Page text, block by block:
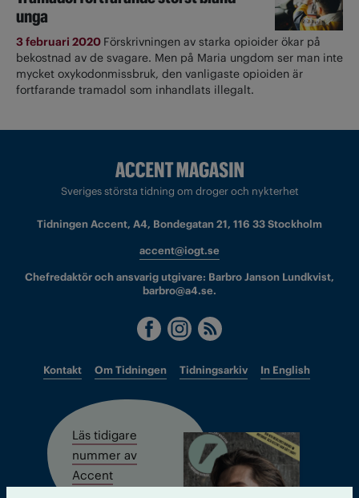
unga
3 februari 2020 Förskrivningen av starka opioider ökar på
bekostnad av de svagare. Men på Maria ungdom ser man inte
mycket oxykodonmissbruk, den vanligaste opioiden är
fortfarande tramadol som inhandlats illegalt.
Sveriges största tidning om droger och nykterhet
Tidningen Accent, A4, Bondegatan 21, 116 33 Stockholm
accent@iogt.se
Chefredaktör och ansvarig utgivare: Barbro Janson Lundkvist,
barbro@a4.se.
Kontakt Om Tidningen Tidningsarkiv In English
Läs tidigare
nummer av
Accent